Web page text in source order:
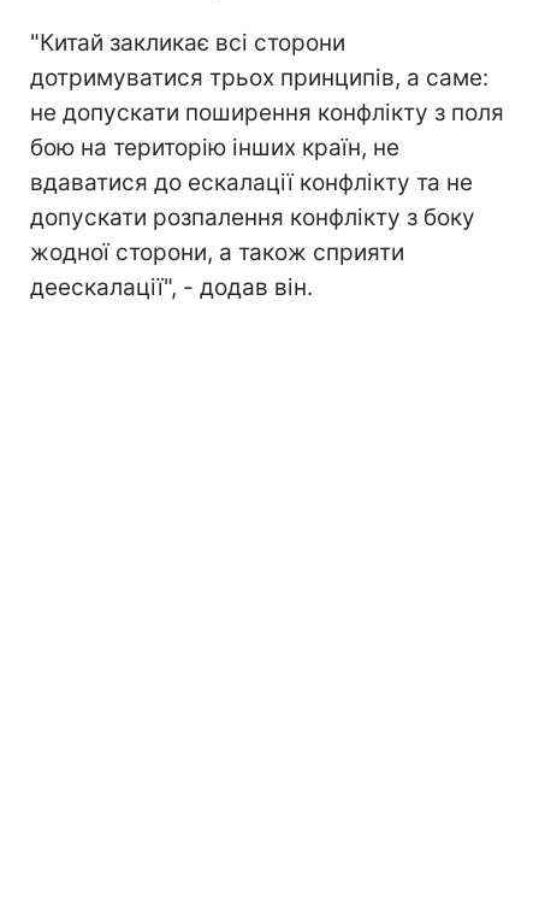
"Китай закликає всі сторони
дотримуватися трьох принципів, а саме:
не допускати поширення конфлікту з поля
бою на територію інших країн, не
вдаватися до ескалації конфлікту та не
допускати розпалення конфлікту з боку
жодної сторони, а також сприяти
деескалації", - додав він.